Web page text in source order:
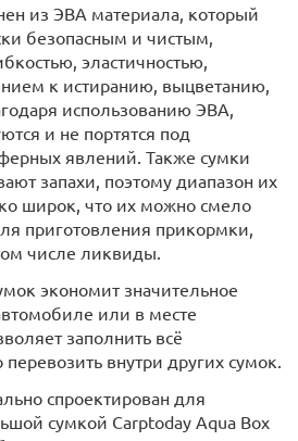
из ЭВА материала, который
безопасным и чистым,
эластичностью,
к истиранию, выцветанию,
использованию ЭВА,
и не портятся под
явлений. Также сумки
запахи, поэтому диапазон их
широк, что их можно смело
приготовления прикормки,
числе ликвиды.
экономит значительное
или в месте
заполнить всё
перевозить внутри других сумок.
спроектирован для
сумкой Carptoday Aqua Box